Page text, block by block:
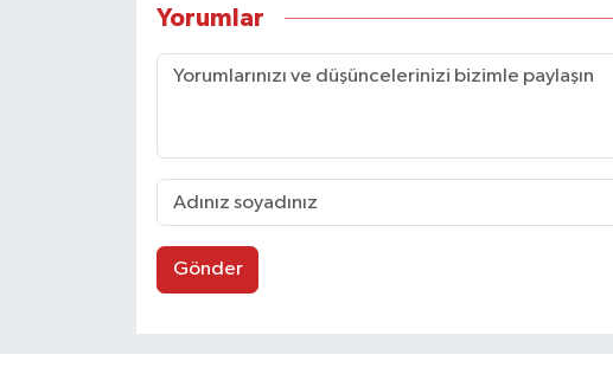
Yorumlar
Gönder